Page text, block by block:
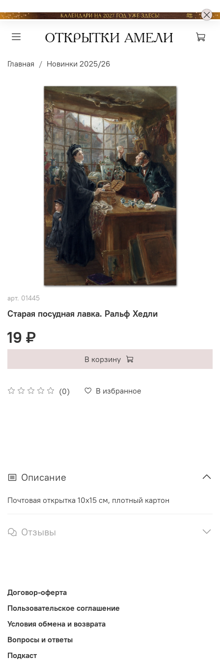
Главная Новинки 2025/26
арт. 01445
Старая посудная лавка. Ральф Хедли
(0) В избранное
19 ₽
В корзину
Описание
Почтовая открытка 10х15 см, плотный картон
Отзывы
Договор-оферта
Пользовательское соглашение
Условия обмена и возврата
Вопросы и ответы
Подкаст